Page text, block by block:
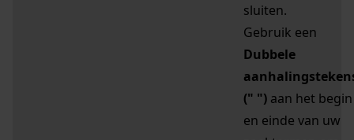
sluiten.
Gebruik een
Dubbele
(" ") aan het begin
en einde van uw